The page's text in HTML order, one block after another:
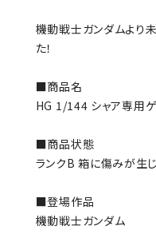
機動戦士ガンダムより
た！
■商品名
HG 1/144 シャア専用
■商品状態
ランクB 箱に傷みが生じ
■登場作品
機動戦士ガンダム